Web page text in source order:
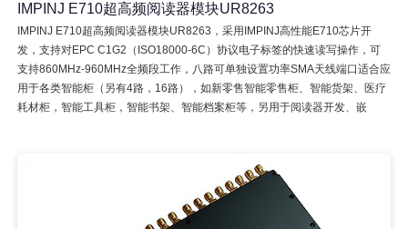
IMPINJ E710超高频阅读器模块UR8263
IMPINJ E710超高频阅读器模块UR8263，采用IMPINJ高性能E710芯片开
发，支持对EPC C1G2（ISO18000-6C）协议电子标签的快速读写操作，可
支持860MHz-960MHz全频段工作，八路可单独设置功率SMA天线端口适合应
用于各类智能柜（另有4路，16路），如新零售智能零售柜、智能货架、医疗
耗材柜，智能工具柜，智能书架、智能档案柜等，另用于阅读器开发、嵌